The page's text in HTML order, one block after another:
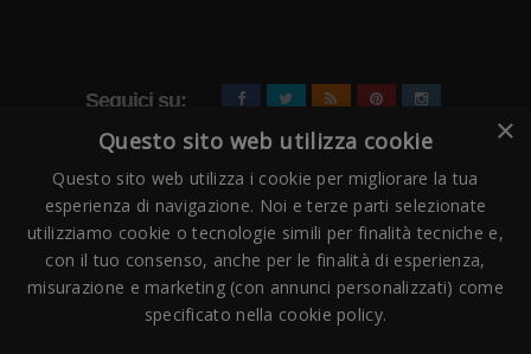
Seguici su:
Pagamenti Accettati
×
Questo sito web utilizza cookie
Questo sito web utilizza i cookie per migliorare la tua
esperienza di navigazione. Noi e terze parti selezionate
utilizziamo cookie o tecnologie simili per finalità tecniche e,
con il tuo consenso, anche per le finalità di esperienza,
misurazione e marketing (con annunci personalizzati) come
specificato nella cookie policy.